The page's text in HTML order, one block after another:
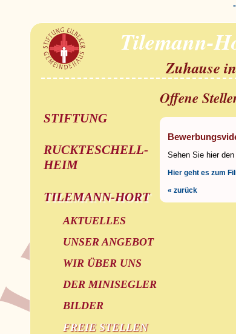
Tilemann-
Zuhause
STIFTUNG
RUCKTESCHELL-
HEIM
TILEMANN-HORT
AKTUELLES
UNSER ANGEBOT
WIR ÜBER UNS
DER MINISEGLER
BILDER
FREIE STELLEN
Offene
Sehen Sie hier
Hier geht es zum
« zurück